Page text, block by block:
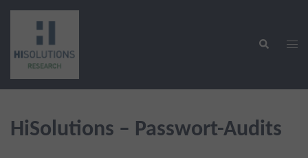
Zum
springen
Suche
HiSolutions – Passwort-Audits